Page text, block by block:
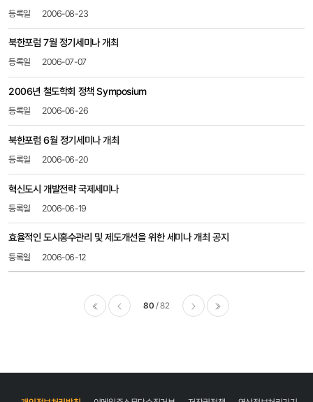
2006-08-23
북한포럼 7월 정기세미나 개최
2006-07-07
2006년 철도학회 정책 Symposium
2006-06-26
북한포럼 6월 정기세미나 개최
2006-06-20
혁신도시 개발전략 국제세미나
2006-06-19
효율적인 도시홍수관리 및 제도개선을 위한 세미나 개최 공지
2006-06-12
80 82